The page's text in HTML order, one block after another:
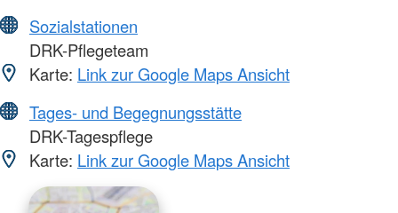
Sozialstationen
DRK-Pflegeteam
Karte: Link zur Google Maps Ansicht
Tages- und Begegnungsstätte
DRK-Tagespflege
Karte: Link zur Google Maps Ansicht